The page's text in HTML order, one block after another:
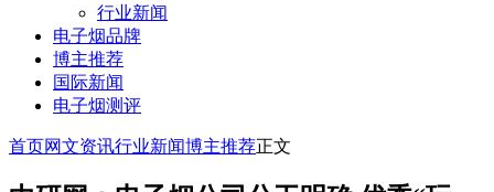
行业新闻
电子烟品牌
博主推荐
国际新闻
电子烟测评
首页网文资讯行业新闻博主推荐正文